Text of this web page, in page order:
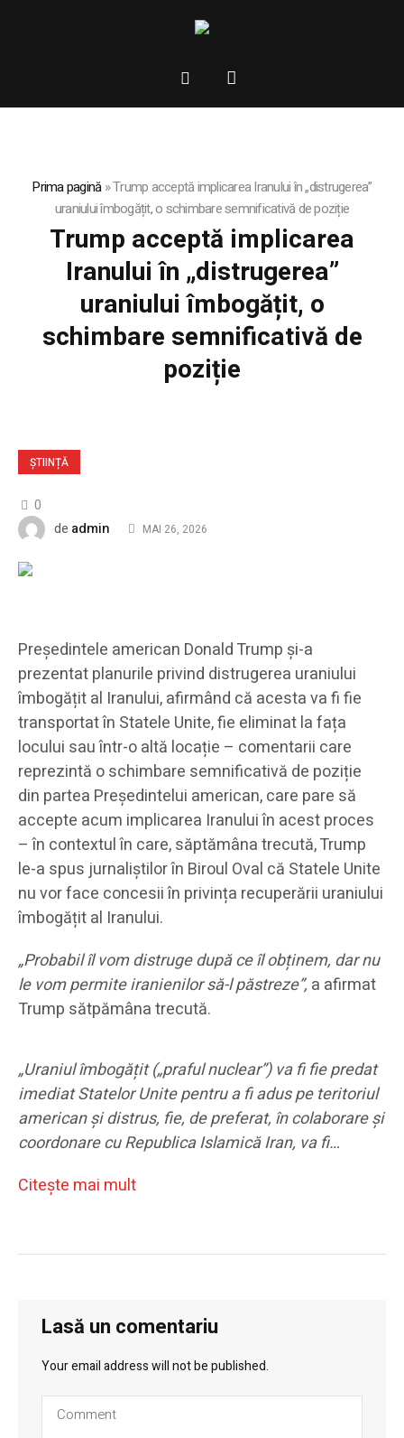
Prima pagină»Trump acceptă implicarea Iranului în „distrugerea”
uraniului îmbogățit, o schimbare semnificativă de poziție
Trump acceptă implicarea
Iranului în „distrugerea”
uraniului îmbogățit, o
schimbare semnificativă de
poziție
ȘTIINȚĂ
0
de admin MAI 26, 2026
Președintele american Donald Trump și-a
prezentat planurile privind distrugerea uraniului
îmbogățit al Iranului, afirmând că acesta va fi fie
transportat în Statele Unite, fie eliminat la fața
locului sau într-o altă locație – comentarii care
reprezintă o schimbare semnificativă de poziție
din partea Președintelui american, care pare să
accepte acum implicarea Iranului în acest proces
– în contextul în care, săptămâna trecută, Trump
le-a spus jurnaliștilor în Biroul Oval că Statele Unite
nu vor face concesii în privința recuperării uraniului
îmbogățit al Iranului.
„Probabil îl vom distruge după ce îl obținem, dar nu
le vom permite iranienilor să-l păstreze”, a afirmat
Trump sătpămâna trecută.
„Uraniul îmbogățit („praful nuclear”) va fi fie predat
imediat Statelor Unite pentru a fi adus pe teritoriul
american și distrus, fie, de preferat, în colaborare și
coordonare cu Republica Islamică Iran, va fi…
Citeşte mai mult
Lasă un comentariu
Your email address will not be published.